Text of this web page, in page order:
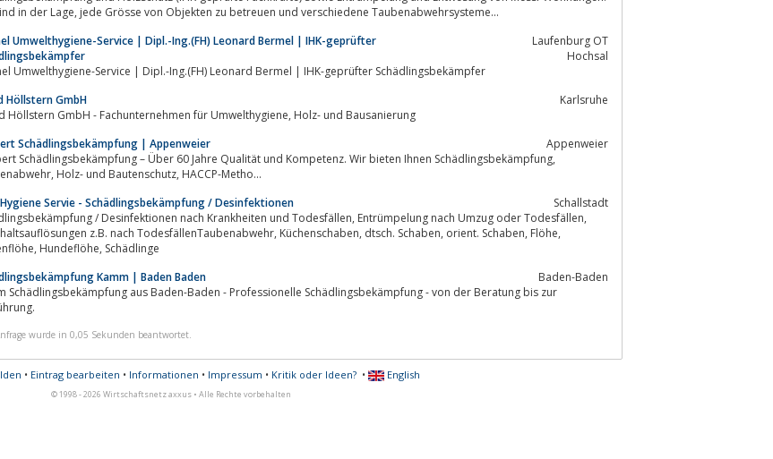
Wir sind in der Lage, jede Grösse von Objekten zu betreuen und verschiedene Taubenabwehrsysteme...
Umwelthygiene-Service | Dipl.-Ing.(FH) Leonard Bermel | IHK-geprüfter
Laufenburg OT
Hochsal
Umwelthygiene-Service | Dipl.-Ing.(FH) Leonard Bermel | IHK-geprüfter Schädlingsbekämpfer
Höllstern GmbH
Karlsruhe
Bernd Höllstern GmbH - Fachunternehmen für Umwelthygiene, Holz- und Bausanierung
Schädlingsbekämpfung | Appenweier
Appenweier
Schädlingsbekämpfung – Über 60 Jahre Qualität und Kompetenz. Wir bieten Ihnen Schädlingsbekämpfung,
Taubenabwehr, Holz- und Bautenschutz, HACCP-Metho...
Servie - Schädlingsbekämpfung / Desinfektionen
Schallstadt
/ Desinfektionen nach Krankheiten und Todesfällen, Entrümpelung nach Umzug oder Todesfällen,
z.B. nach TodesfällenTaubenabwehr, Küchenschaben, dtsch. Schaben, orient. Schaben, Flöhe,
Katzenflöhe, Hundeflöhe, Schädlinge
Kamm | Baden Baden
Baden-Baden
Schädlingsbekämpfung aus Baden-Baden - Professionelle Schädlingsbekämpfung - von der Beratung bis zur
wurde in 0,05 Sekunden beantwortet.
• Eintrag bearbeiten • Informationen • Impressum • Kritik oder Ideen?• English
© 1998 - 2026 Wirtschaftsnetz axxus • Alle Rechte vorbehalten